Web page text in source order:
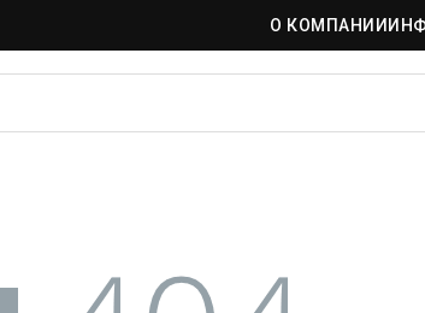
О КОМПАНИИ